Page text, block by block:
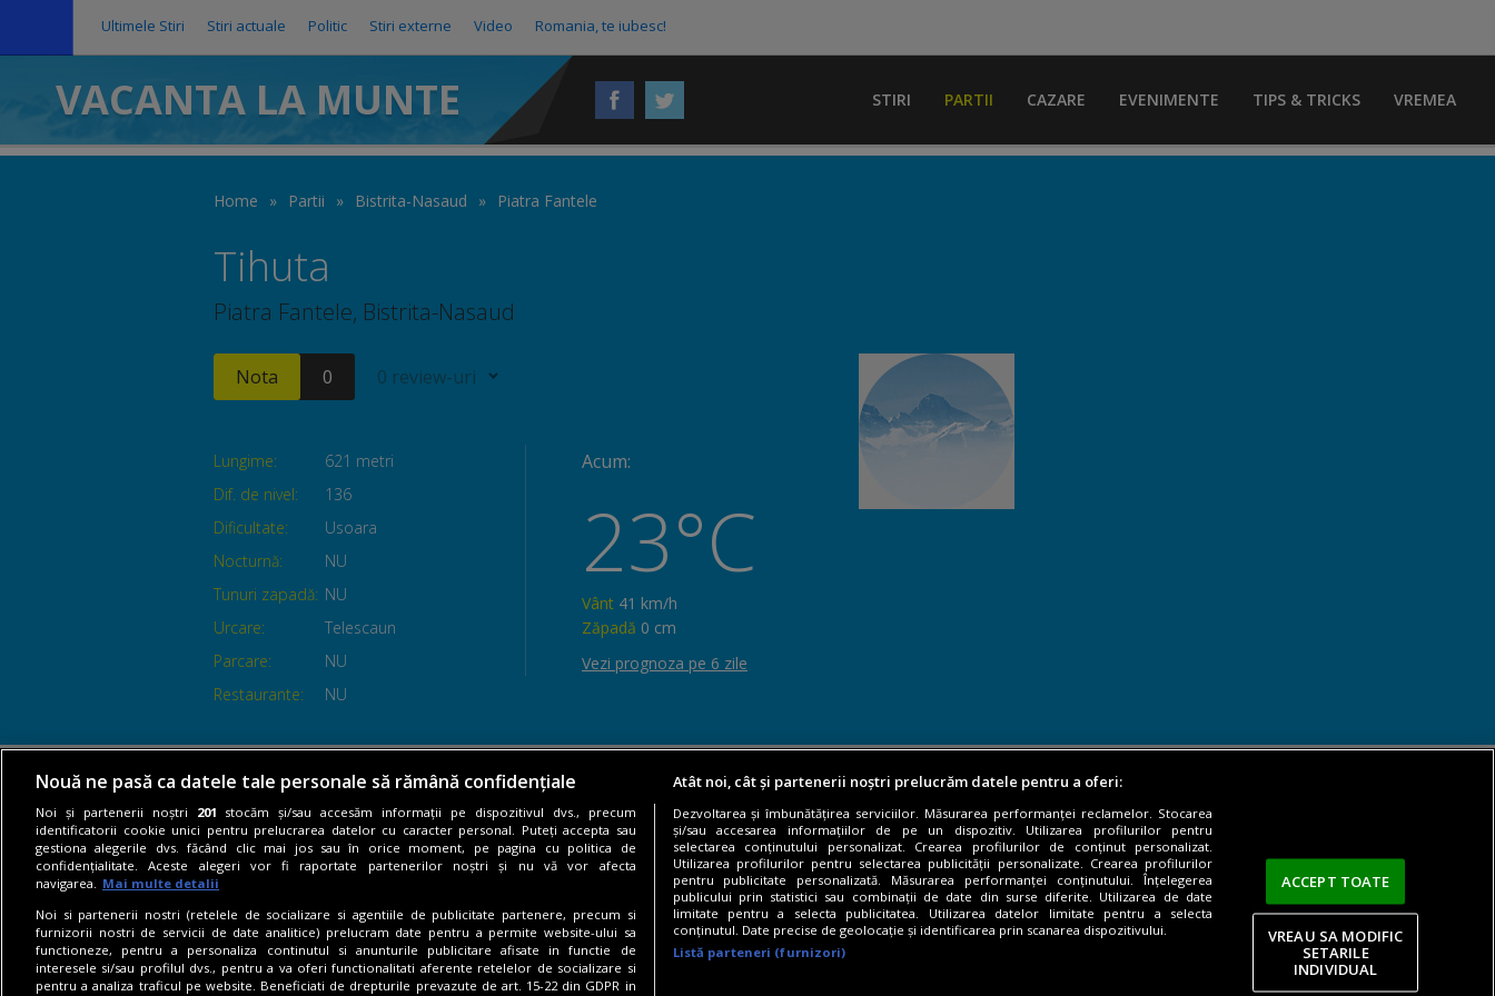
Ultimele Stiri Stiri actuale Politic Stiri externe Video Romania, te iubesc!
VACANTA LA MUNTE STIRI PARTII CAZARE EVENIMENTE TIPS & TRICKS VREMEA
Home » Partii » Bistrita-Nasaud » Piatra Fantele
Tihuta
Piatra Fantele, Bistrita-Nasaud
Nota 0 0 review-uri
Lungime:
621 metri
Dif. de nivel:
136
Dificultate:
Usoara
Nocturnă:
NU
Tunuri zapadă: NU
Urcare:
Telescaun
Parcare:
NU
Restaurante:
NU
Acum:
23°C
Vânt 41 km/h
Zăpadă 0 cm
Vezi prognoza pe 6 zile
Reviews
Adaugă un review
Nouă ne pasă ca datele tale personale să rămână confidențiale
Noi și partenerii noștri 201 stocăm și/sau accesăm informații pe dispozitivul dvs., precum
identificatorii cookie unici pentru prelucrarea datelor cu caracter personal. Puteți accepta sau
gestiona alegerile dvs. făcând clic mai jos sau în orice moment, pe pagina cu politica de
confidențialitate. Aceste alegeri vor fi raportate partenerilor noștri și nu vă vor afecta
navigarea. Mai multe detalii
Noi si partenerii nostri (retelele de socializare si agentiile de publicitate partenere, precum si
furnizorii nostri de servicii de date analitice) prelucram date pentru a permite website-ului sa
functioneze, pentru a personaliza continutul si anunturile publicitare afisate in functie de
interesele si/sau profilul dvs., pentru a va oferi functionalitati aferente retelelor de socializare si
pentru a analiza traficul pe website. Beneficiati de drepturile prevazute de art. 15-22 din GDPR in
Atât noi, cât și partenerii noștri prelucrăm datele pentru a oferi:
Dezvoltarea și îmbunătățirea serviciilor. Măsurarea performanței reclamelor. Stocarea
și/sau accesarea informațiilor de pe un dispozitiv. Utilizarea profilurilor pentru
selectarea conținutului personalizat. Crearea profilurilor de conținut personalizat.
Utilizarea profilurilor pentru selectarea publicității personalizate. Crearea profilurilor
pentru publicitate personalizată. Măsurarea performanței conținutului. Înțelegerea
publicului prin statistici sau combinații de date din surse diferite. Utilizarea de date
limitate pentru a selecta publicitatea. Utilizarea datelor limitate pentru a selecta
conținutul. Date precise de geolocație și identificarea prin scanarea dispozitivului.
Listă parteneri (furnizori)
ACCEPT TOATE
VREAU SA MODIFIC
SETARILE
INDIVIDUAL